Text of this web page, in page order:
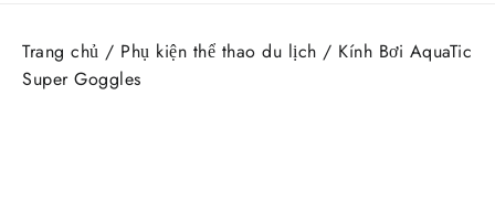
Trang chủ / Phụ kiện thể thao du lịch / Kính Bơi AquaTic
Super Goggles